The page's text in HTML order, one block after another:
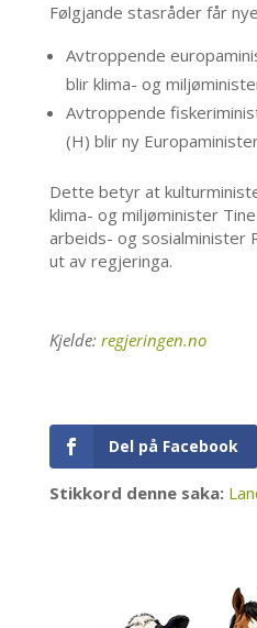
Følgjande stasråder får
Avtroppende
blir klima- og
Avtroppende
(H) blir ny
Dette betyr at
klima- og miljøminister
arbeids- og sosialminister
ut av regjeringa.
Kjelde: regjeringen.no
Del på Facebook
Stikkord denne saka: